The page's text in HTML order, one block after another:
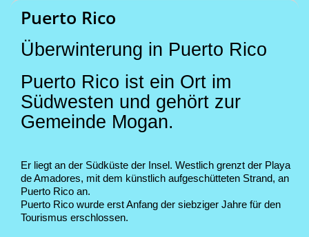
Puerto Rico
Überwinterung in Puerto Rico
Puerto Rico ist ein Ort im
Südwesten und gehört zur
Gemeinde Mogan.
Er liegt an der Südküste der Insel. Westlich grenzt der Playa
de Amadores, mit dem künstlich aufgeschütteten Strand, an
Puerto Rico an.
Puerto Rico wurde erst Anfang der siebziger Jahre für den
Tourismus erschlossen.